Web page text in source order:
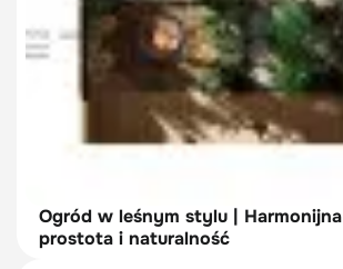
Ogród w leśnym stylu | Harmonijna
prostota i naturalność